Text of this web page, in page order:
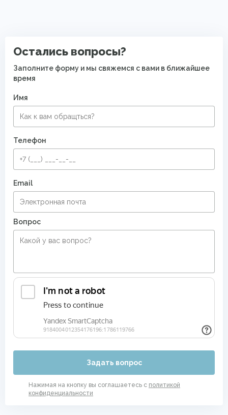
Безворсовые хлопковые ковры
Остались вопросы?
Заполните форму и мы свяжемся с вами в ближайшее
время
Имя
Телефон
Email
Вопрос
Задать вопрос
Нажимая на кнопку вы соглашаетесь с политикой
конфиденциальности